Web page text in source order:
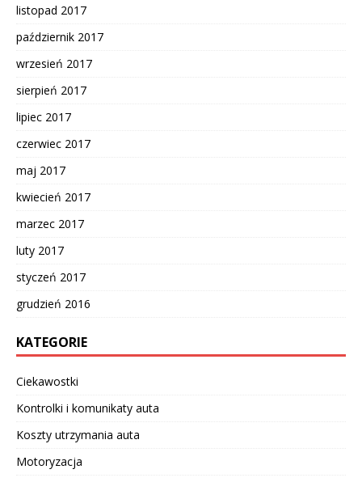
listopad 2017
październik 2017
wrzesień 2017
sierpień 2017
lipiec 2017
czerwiec 2017
maj 2017
kwiecień 2017
marzec 2017
luty 2017
styczeń 2017
grudzień 2016
KATEGORIE
Ciekawostki
Kontrolki i komunikaty auta
Koszty utrzymania auta
Motoryzacja